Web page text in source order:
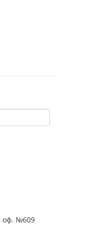
оф. №609